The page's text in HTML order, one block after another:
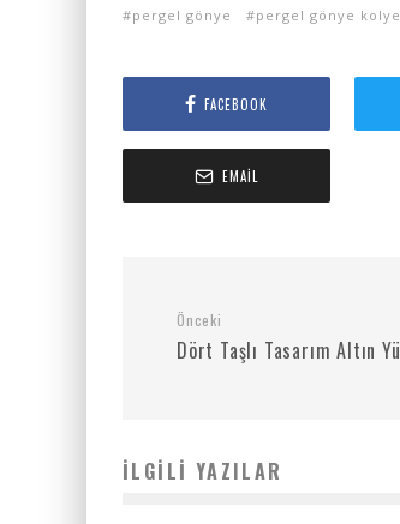
pergel gönye pergel gönye kolye
FACEBOOK
EMAIL
Önceki
Dört Taşlı Tasarım Altın
İLGILI YAZILAR